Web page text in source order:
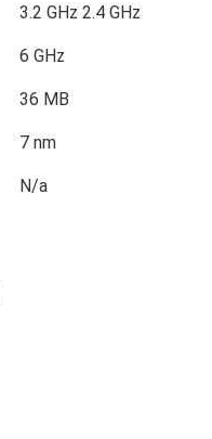
3.2 GHz 2.4 GHz
6 GHz
36 MB
7 nm
N/a